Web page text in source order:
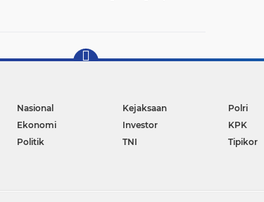
Nasional Kejaksaan
Polri
Ekonomi Investor
KPK
Politik TNI Tipikor